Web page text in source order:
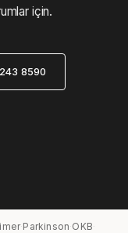
için.
8590
·Parkinson·OKB·